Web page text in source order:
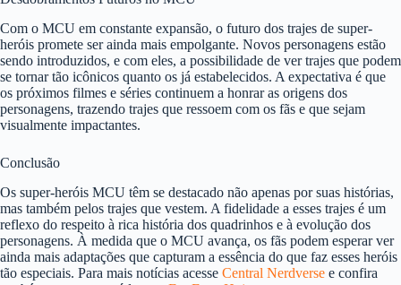
Com o MCU em constante expansão, o futuro dos trajes de super-
heróis promete ser ainda mais empolgante. Novos personagens estão
sendo introduzidos, e com eles, a possibilidade de ver trajes que podem
se tornar tão icônicos quanto os já estabelecidos. A expectativa é que
os próximos filmes e séries continuem a honrar as origens dos
personagens, trazendo trajes que ressoem com os fãs e que sejam
visualmente impactantes.
Conclusão
Os super-heróis MCU têm se destacado não apenas por suas histórias,
mas também pelos trajes que vestem. A fidelidade a esses trajes é um
reflexo do respeito à rica história dos quadrinhos e à evolução dos
personagens. À medida que o MCU avança, os fãs podem esperar ver
ainda mais adaptações que capturam a essência do que faz esses heróis
tão especiais. Para mais notícias acesse Central Nerdverse e confira